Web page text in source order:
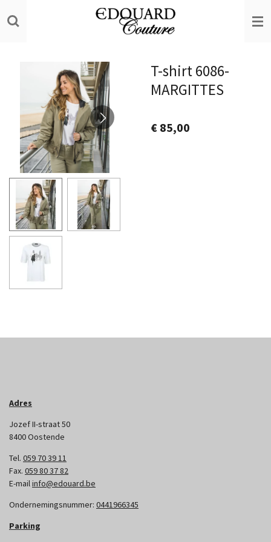
direct
hoofdinhoud
T-shirt 6086-
MARGITTES
€ 85,00
Adres
Jozef II-straat 50
8400 Oostende
Tel. 059 70 39 11
Fax. 059 80 37 82
E-mailinfo@edouard.be
Ondernemingsnummer: 0441966345
Parking